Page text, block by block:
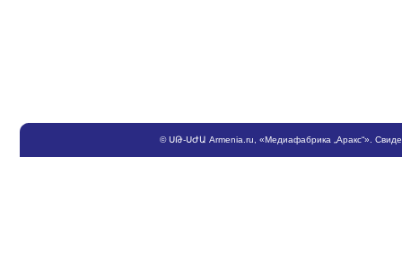
©ՍԹ-ՍԺԱ Armenia.ru , «Медиафабрика „Аракс“».